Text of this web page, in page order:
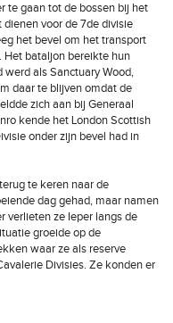
te gaan tot de bossen bij het
voor de 7de divisie
het bevel om het transport
Het bataljon bereikte hun
als Sanctuary Wood,
daar te blijven omdat de
zich aan bij Generaal
kende het London Scottish
onder zijn bevel had in
te keren naar de
dag gehad, maar namen
verlieten ze Ieper langs de
groeide op de
waar ze als reserve
Divisies. Ze konden er